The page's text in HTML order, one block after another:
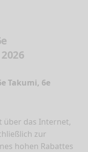
Takumi, 6e
über das Internet,
zur
hohen Rabattes